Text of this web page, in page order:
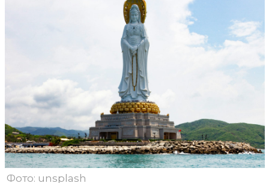
Фото: unsplash